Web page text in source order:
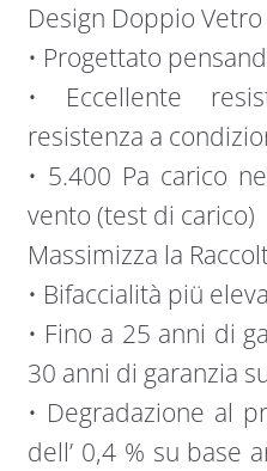
Design Doppio
• Progettato
• Eccellente
resistenza a
• 5.400 Pa carico
vento (test di carico)
Massimizza la
• Bifaccialità piü
• Fino a 25 anni di
30 anni di garanzia
• Degradazione al
dell’ 0,4 % su base